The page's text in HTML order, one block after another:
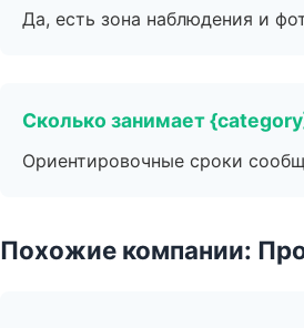
Да, есть зона наблюдения и
Сколько занимает
Ориентировочные сроки
Похожие компании: